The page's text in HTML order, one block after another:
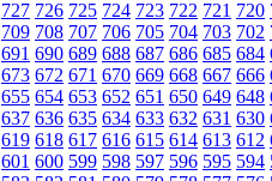
727 726 725 724 723 722 721 720
709 708 707 706 705 704 703 702
691 690 689 688 687 686 685 684
673 672 671 670 669 668 667 666
655 654 653 652 651 650 649 648
637 636 635 634 633 632 631 630
619 618 617 616 615 614 613 612
601 600 599 598 597 596 595 594